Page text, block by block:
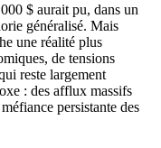
$ aurait pu, dans un
généralisé. Mais
une réalité plus
de tensions
reste largement
: des afflux massifs
persistante des